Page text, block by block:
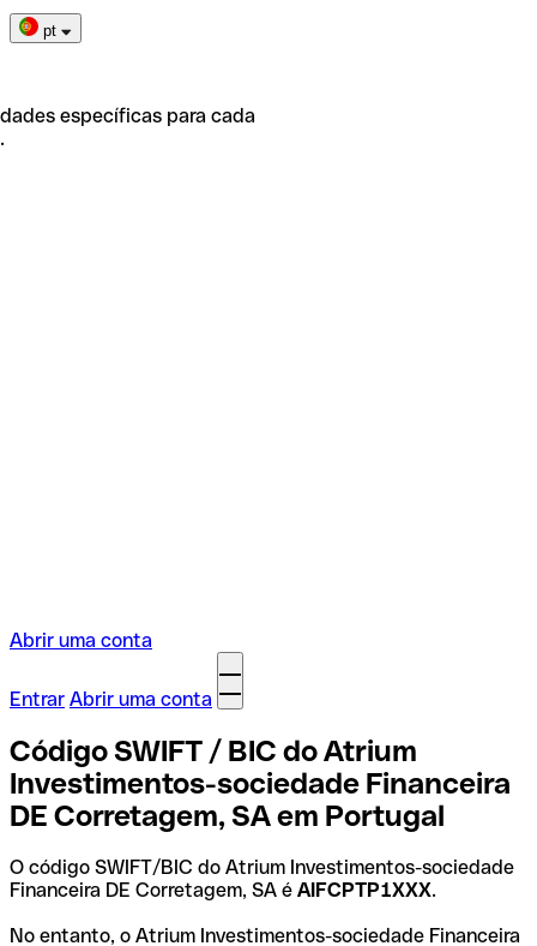
pt
específicas para cada
Abrir uma conta
Entrar Abrir uma conta
Código SWIFT / BIC do Atrium
Investimentos-sociedade Financeira
DE Corretagem, SA em Portugal
O código SWIFT/BIC do Atrium Investimentos-sociedade
Financeira DE Corretagem, SA é AIFCPTP1XXX.
No entanto, o Atrium Investimentos-sociedade Financeira